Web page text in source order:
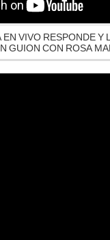
VIVO RESPONDE Y
GUION CON ROSA